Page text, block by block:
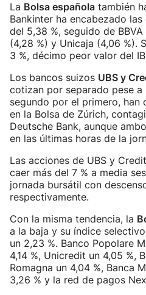
La Bolsa española también
Bankinter ha encabezado
del 5,38 %, seguido de
(4,28 %) y Unicaja (4,06 %).
3 %, décimo peor valor del
Los bancos suizos UBS y
cotizan por separado pese a
segundo por el primero, han
en la Bolsa de Zúrich,
Deutsche Bank, aunque
en las últimas horas de la
Las acciones de UBS y
caer más del 7 % a media
jornada bursátil con
respectivamente.
Con la misma tendencia, la
a la baja y su índice
un 2,23 %. Banco Popolare
4,14 %, Unicredit un 4,05 %,
Romagna un 4,04 %, Banca
3,26 % y la red de pagos